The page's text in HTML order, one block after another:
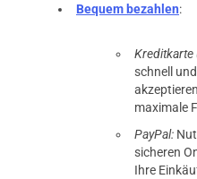
Bequem bezahlen:
Kreditkarte
schnell
maximale
PayPal:
sicheren
Ihre